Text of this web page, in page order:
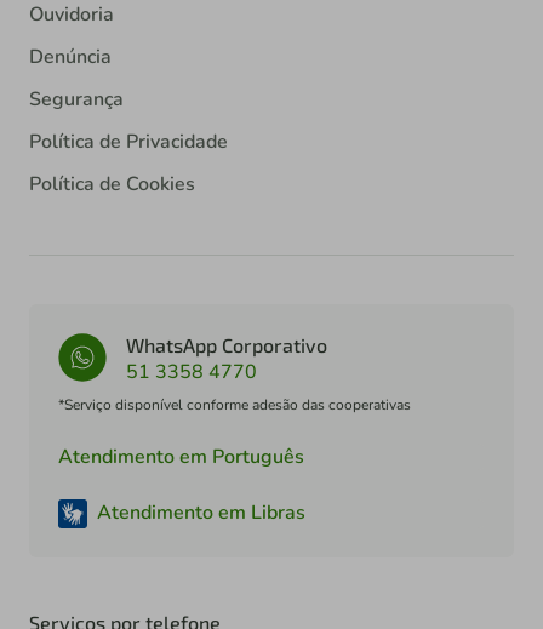
Ouvidoria
Denúncia
Segurança
Política de Privacidade
Política de Cookies
WhatsApp Corporativo
51 3358 4770
*Serviço disponível conforme adesão das cooperativas
Atendimento em Português
Atendimento em Libras
Serviços por telefone